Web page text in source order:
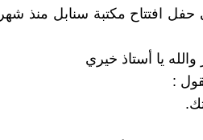
افتتاح مكتبة سنابل منذ
يا أستاذ خيري
: